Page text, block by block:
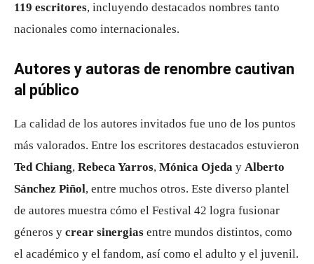
119 escritores, incluyendo destacados nombres tanto
nacionales como internacionales.
Autores y autoras de renombre cautivan
al público
La calidad de los autores invitados fue uno de los puntos
más valorados. Entre los escritores destacados estuvieron
Ted Chiang, Rebeca Yarros, Mónica Ojeda y Alberto
Sánchez Piñol, entre muchos otros. Este diverso plantel
de autores muestra cómo el Festival 42 logra fusionar
géneros y crear sinergias entre mundos distintos, como
el académico y el fandom, así como el adulto y el juvenil.